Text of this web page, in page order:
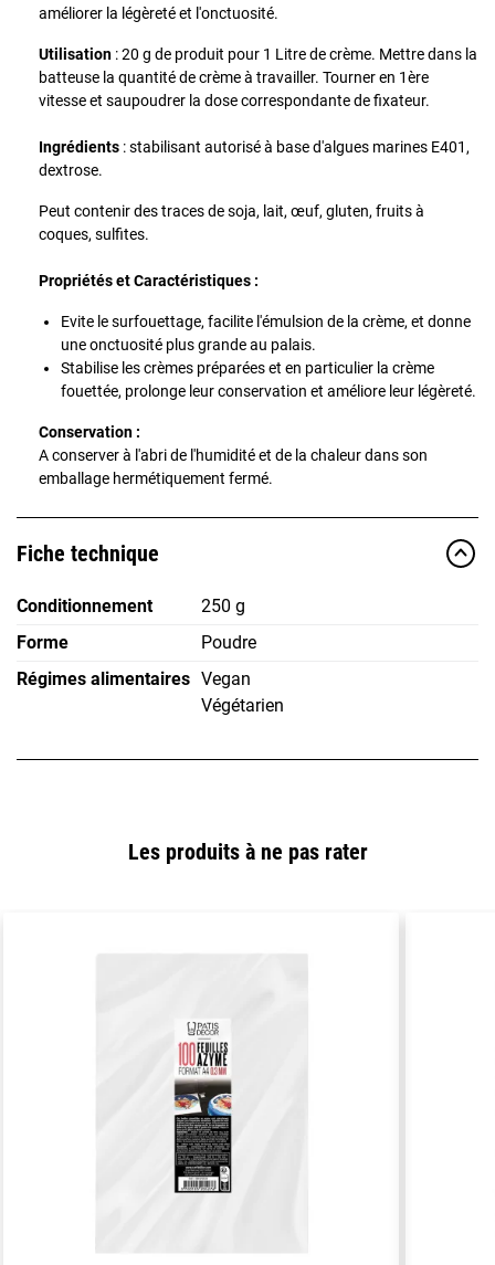
améliorer la légèreté et l'onctuosité.
Utilisation : 20 g de produit pour 1 Litre de crème. Mettre dans la
batteuse la quantité de crème à travailler. Tourner en 1ère
vitesse et saupoudrer la dose correspondante de fixateur.
Ingrédients : stabilisant autorisé à base d'algues marines E401,
dextrose.
Peut contenir des traces de soja, lait, œuf, gluten, fruits à
coques, sulfites.
Propriétés et Caractéristiques :
Evite le surfouettage, facilite l'émulsion de la crème, et donne
une onctuosité plus grande au palais.
Stabilise les crèmes préparées et en particulier la crème
fouettée, prolonge leur conservation et améliore leur légèreté.
Conservation :
A conserver à l'abri de l'humidité et de la chaleur dans son
emballage hermétiquement fermé.
Fiche technique
Conditionnement
250 g
Forme
Poudre
Régimes alimentaires Vegan
Végétarien
Les produits à ne pas rater